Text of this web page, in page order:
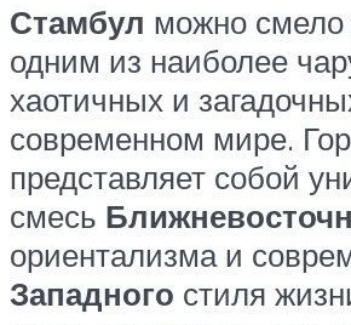
Стамбул можно смело
одним из наиболее
хаотичных и
современном мире.
представляет собой
смесь
ориентализма и
Западного стиля